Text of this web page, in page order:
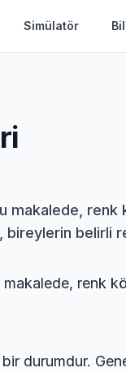
Simülatör
makalede,
bireylerin belirli
makalede, renk
durumdur.